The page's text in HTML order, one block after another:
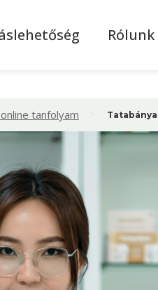
Rólunk
tanfolyam Tatabánya